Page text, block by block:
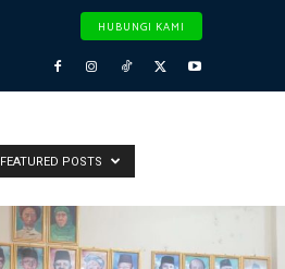
HUBUNGI KAMI
FEATURED POSTS